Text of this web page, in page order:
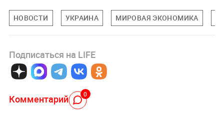
НОВОСТИ УКРАИНА МИРОВАЯ ЭКОНОМИКА
Подписаться на LIFE
Комментарий 0